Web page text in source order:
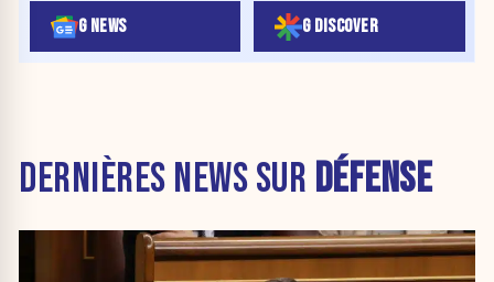
G NEWS G DISCOVER
DERNIÈRES NEWS SUR DÉFENSE